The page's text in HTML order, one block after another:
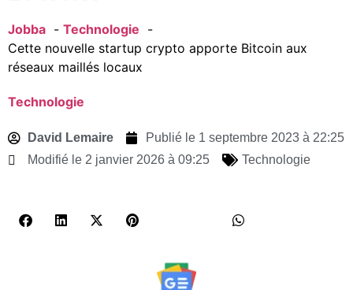
Jobba
Technologie
Cette nouvelle startup crypto apporte Bitcoin aux
réseaux maillés locaux
Technologie
David Lemaire Publié le 1 septembre 2023 à 22:25
Modifié le 2 janvier 2026 à 09:25
Technologie